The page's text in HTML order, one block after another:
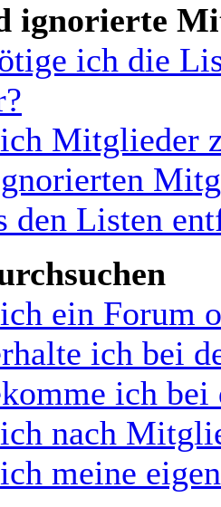
ignorierte
ich die
Mitglieder
den Listen
ein Forum
ich bei
ich bei
nach
meine